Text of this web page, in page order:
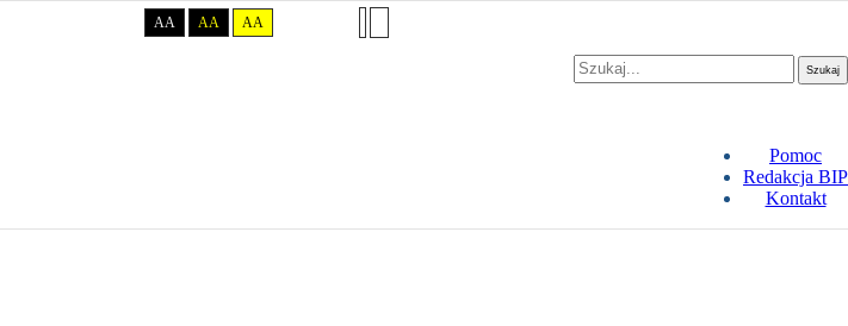
AA AA AA
Szukaj
Pomoc
Redakcja BIP
Kontakt